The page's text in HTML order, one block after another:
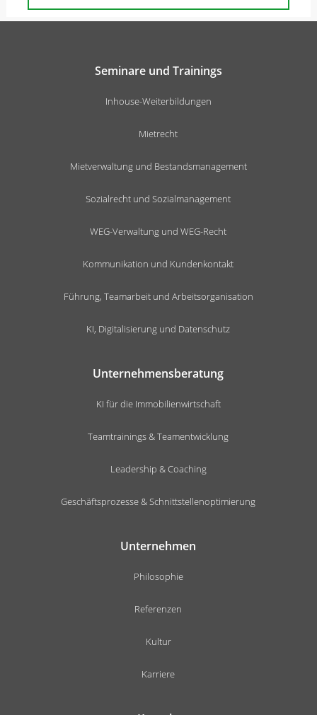
Seminare und Trainings
Inhouse-Weiterbildungen
Mietrecht
Mietverwaltung und Bestandsmanagement
Sozialrecht und Sozialmanagement
WEG-Verwaltung und WEG-Recht
Kommunikation und Kundenkontakt
Führung, Teamarbeit und Arbeitsorganisation
KI, Digitalisierung und Datenschutz
Unternehmensberatung
KI für die Immobilienwirtschaft
Teamtrainings & Teamentwicklung
Leadership & Coaching
Geschäftsprozesse & Schnittstellenoptimierung
Unternehmen
Philosophie
Referenzen
Kultur
Karriere